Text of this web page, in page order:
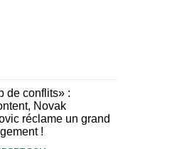
de conflits» :
Novak
réclame un grand
!